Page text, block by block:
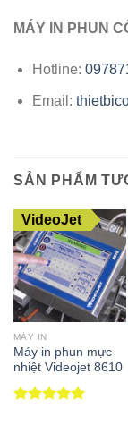
MÁY IN PHUN
Hotline:
Email:
SẢN PHẨM
VideoJet
MÁY IN
Máy in phun mực
nhiệt Videojet 8610